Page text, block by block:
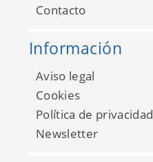
Pacifica AN87531
Contacto
Información
Aviso legal
Cookies
Política de privacidad
Newsletter